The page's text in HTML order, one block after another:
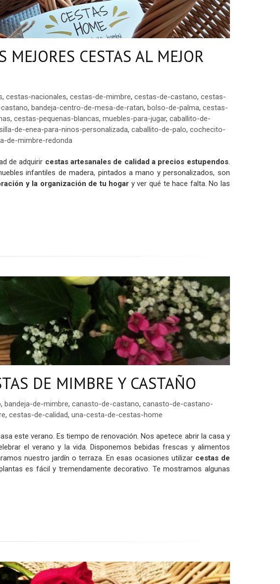
MEJORES CESTAS AL MEJOR
, cestas-nacionales, cestas-de-mimbre, cestas-de-castano, cestas-
, bandeja-centro-de-mesa-de-ratan, bolso-de-palma, cestas-
, cestas-pequenas-blancas, muebles-para-jugar, caballito-de-
silla-de-enea-para-ninos-personalizada, caballito-de-palo, cochecito-
de-mimbre-redonda
de adquirir cestas artesanales de calidad a precios estupendos.
infantiles de madera, pintados a mano y personalizados, son
y la organización de tu hogar y ver qué te hace falta. No las
DE MIMBRE Y CASTAÑO
, bandeja-de-mimbre, canasto-de-castano, canasto-de-castano-
, cestas-de-calidad, una-cesta-de-cestas-home
este verano. Es tiempo de renovación. Nos apetece abrir la casa y
el verano y la vida. Disponemos bebidas frescas y alimentos
nuestro jardín o terraza. En esas ocasiones utilizar cestas de
es fácil y tremendamente decorativo. Te mostramos algunas